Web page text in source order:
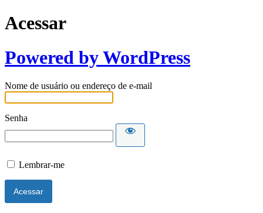
Acessar
Powered by WordPress
Nome de usuário ou endereço de e-mail
Senha
Lembrar-me